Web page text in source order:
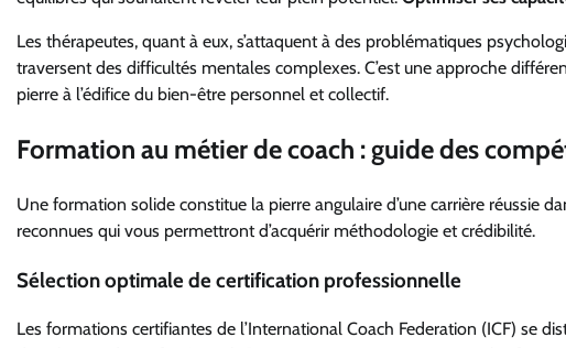
Les thérapeutes, quant à eux, s’attaquent à des problématiques
traversent des difficultés mentales complexes. C’est une approche
pierre à l’édifice du bien-être personnel et collectif.
Formation au métier de coach : guide des
Une formation solide constitue la pierre angulaire d’une carrière réussie
reconnues qui vous permettront d’acquérir méthodologie et crédibilité.
Sélection optimale de certification professionnelle
Les formations certifiantes de l’International Coach Federation (ICF) se